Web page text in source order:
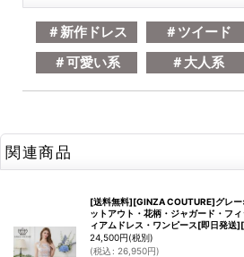
＃新作ドレス ＃ツイード
＃可愛い系
＃大人系
関連商品
[送料無料][GINZA COUTURE]グレ
ットアウト・花柄・ジャガード・フ
ィアムドレス・ワンピース[即日発送
24,500円(税別)
(税込 : 26,950円)